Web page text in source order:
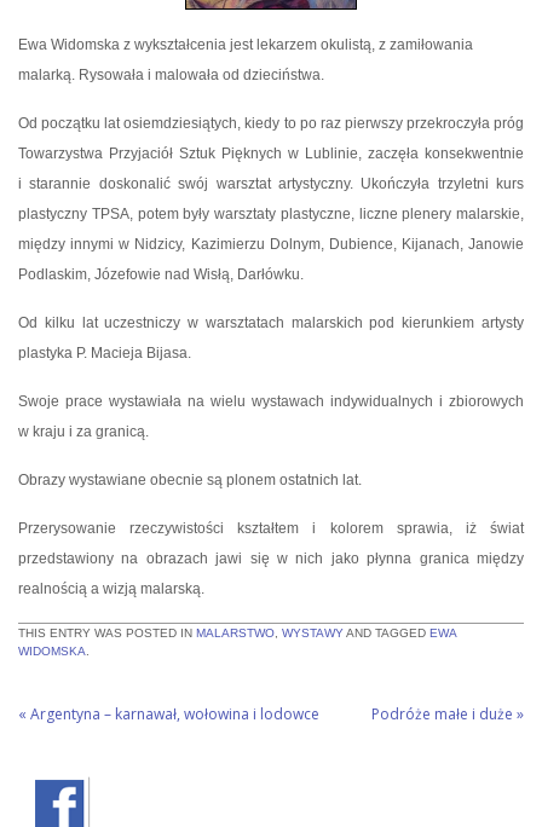
Ewa Widomska z wykształcenia jest lekarzem okulistą, z zamiłowania
malarką. Rysowała i malowała od dzieciństwa.
Od początku lat osiemdziesiątych, kiedy to po raz pierwszy przekroczyła próg
Towarzystwa Przyjaciół Sztuk Pięknych w Lublinie, zaczęła konsekwentnie
i starannie doskonalić swój warsztat artystyczny. Ukończyła trzyletni kurs
plastyczny TPSA, potem były warsztaty plastyczne, liczne plenery malarskie,
między innymi w Nidzicy, Kazimierzu Dolnym, Dubience, Kijanach, Janowie
Podlaskim, Józefowie nad Wisłą, Darłówku.
Od kilku lat uczestniczy w warsztatach malarskich pod kierunkiem artysty
plastyka P. Macieja Bijasa.
Swoje prace wystawiała na wielu wystawach indywidualnych i zbiorowych
w kraju i za granicą.
Obrazy wystawiane obecnie są plonem ostatnich lat.
Przerysowanie rzeczywistości kształtem i kolorem sprawia, iż świat
przedstawiony na obrazach jawi się w nich jako płynna granica między
realnością a wizją malarską.
THIS ENTRY WAS POSTED IN MALARSTWO, WYSTAWYAND TAGGED EWA
WIDOMSKA.
« Argentyna – karnawał, wołowina i lodowce Podróże małe i duże »